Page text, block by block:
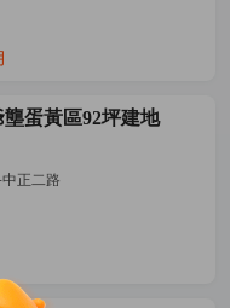
蛋黃區92坪建地
正二路